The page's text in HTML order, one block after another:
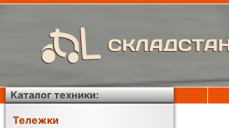
Каталог техники:
Тележки